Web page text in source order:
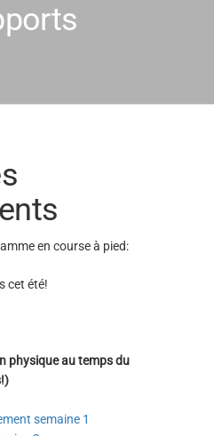
en course à pied:
cet été!
physique au temps du
semaine 1